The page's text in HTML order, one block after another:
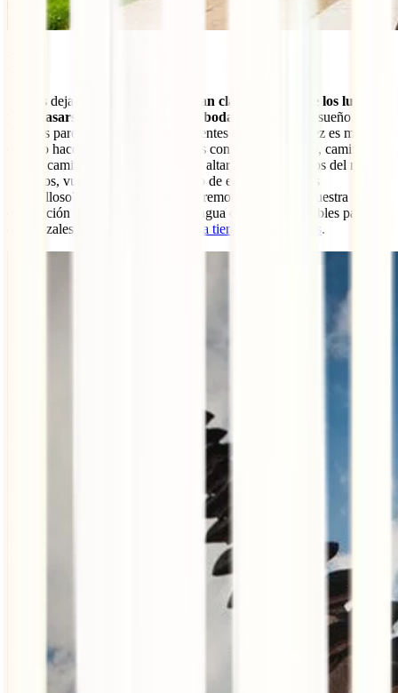
Hemos dejado para el final otro
gran clásico dentro de los lugares
para casarse por el mundo. Una boda balinesa
es el sueño de
muchas parejas. Gracias a las diferentes ofertas, cada vez es menos
costoso hacerlo realidad. Imaginaos con vuestro vestido, caminando
por un camino de flores frente a un altar a escasos metros del mar. A
los lados, vuestras familias llorando de emoción. ¿No es
maravilloso? Pues después de la ceremonia tendréis a vuestra
disposición un sinfín de playas de agua cristalina, increíbles paisajes
de arrozales y
todo lo que Indonesia tiene para ofreceros.